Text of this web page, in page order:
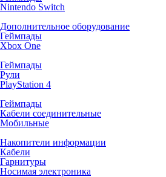
Nintendo Switch
Дополнительное оборудование
Геймпады
Xbox One
Геймпады
Рули
PlayStation 4
Геймпады
Кабели соединительные
Мобильные
Накопители информации
Кабели
Гарнитуры
Носимая электроника